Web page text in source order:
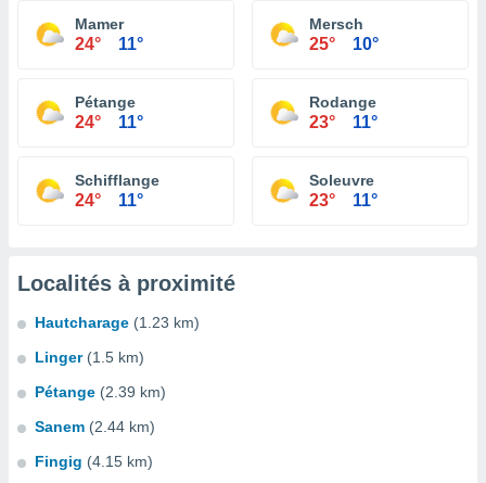
Mamer
24° 11°
Mersch
25° 10°
Pétange
24° 11°
Rodange
23° 11°
Schifflange
24° 11°
Soleuvre
23° 11°
Localités à proximité
Hautcharage (1.23 km)
Linger (1.5 km)
Pétange (2.39 km)
Sanem (2.44 km)
Fingig (4.15 km)